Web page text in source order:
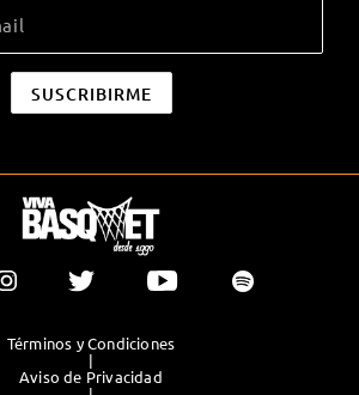
Términos y Condiciones
|
Aviso de Privacidad